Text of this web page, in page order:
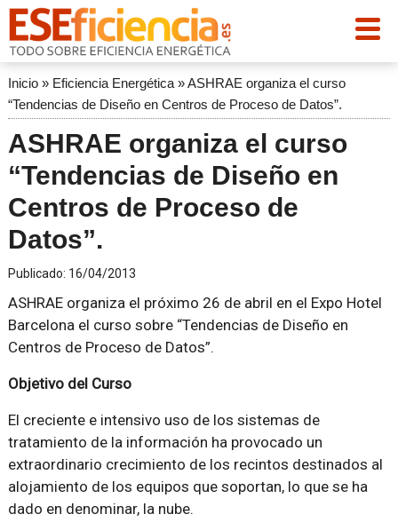
Inicio» Eficiencia Energética»ASHRAE organiza el curso
“Tendencias de Diseño en Centros de Proceso de Datos”.
ASHRAE organiza el curso
“Tendencias de Diseño en
Centros de Proceso de
Datos”.
Publicado: 16/04/2013
ASHRAE organiza el próximo 26 de abril en el Expo Hotel
Barcelona el curso sobre “Tendencias de Diseño en
Centros de Proceso de Datos”.
Objetivo del Curso
El creciente e intensivo uso de los sistemas de
tratamiento de la información ha provocado un
extraordinario crecimiento de los recintos destinados al
alojamiento de los equipos que soportan, lo que se ha
dado en denominar, la nube.